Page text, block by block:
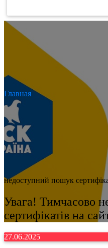
Главная
недоступний пошук
Увага! Тимчасово
сертифікатів на
27.06.2025